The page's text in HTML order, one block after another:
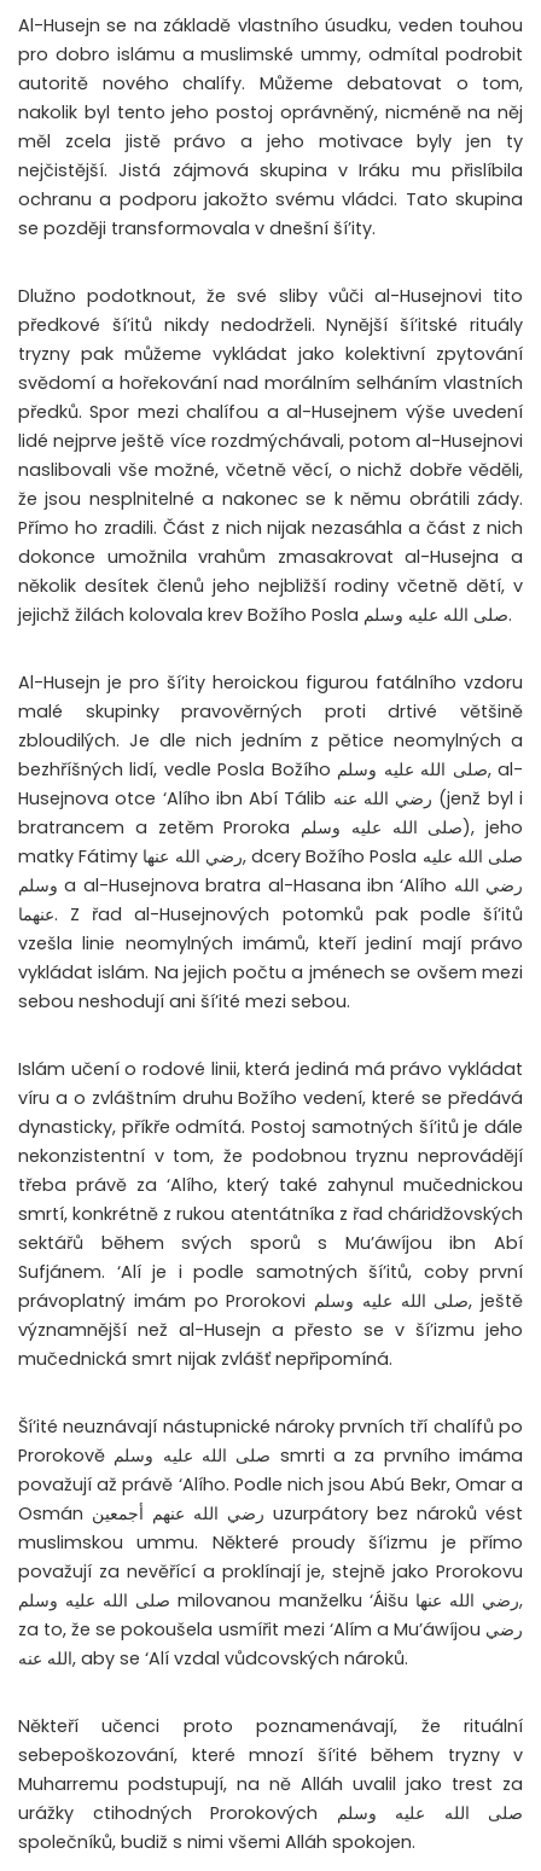
Al-Husejn se na základě vlastního úsudku, veden touhou
pro dobro islámu a muslimské ummy, odmítal podrobit
autoritě nového chalífy. Můžeme debatovat o tom,
nakolik byl tento jeho postoj oprávněný, nicméně na něj
měl zcela jistě právo a jeho motivace byly jen ty
nejčistější. Jistá zájmová skupina v Iráku mu přislíbila
ochranu a podporu jakožto svému vládci. Tato skupina
se později transformovala v dnešní ší’ity.
Dlužno podotknout, že své sliby vůči al-Husejnovi tito
předkové ší’itů nikdy nedodrželi. Nynější ší’itské rituály
tryzny pak můžeme vykládat jako kolektivní zpytování
svědomí a hořekování nad morálním selháním vlastních
předků. Spor mezi chalífou a al-Husejnem výše uvedení
lidé nejprve ještě více rozdmýchávali, potom al-Husejnovi
naslibovali vše možné, včetně věcí, o nichž dobře věděli,
že jsou nesplnitelné a nakonec se k němu obrátili zády.
Přímo ho zradili. Část z nich nijak nezasáhla a část z nich
dokonce umožnila vrahům zmasakrovat al-Husejna a
několik desítek členů jeho nejbližší rodiny včetně dětí, v
jejichž žilách kolovala krev Božího Posla صلى الله عليه وسلم.
Al-Husejn je pro ší’ity heroickou figurou fatálního vzdoru
malé skupinky pravověrných proti drtivé většině
zbloudilých. Je dle nich jedním z pětice neomylných a
bezhříšných lidí, vedle Posla Božího صلى الله عليه وسلم, al-
Husejnova otce ‘Alího ibn Abí Tálib رضي الله عنه (jenž byl i
bratrancem a zetěm Proroka صلى الله عليه وسلم), jeho
matky Fátimy رضي الله عنها, dcery Božího Posla صلى الله عليه
وسلم a al-Husejnova bratra al-Hasana ibn ‘Alího رضي الله
عنهما. Z řad al-Husejnových potomků pak podle ší’itů
vzešla linie neomylných imámů, kteří jediní mají právo
vykládat islám. Na jejich počtu a jménech se ovšem mezi
sebou neshodují ani ší’ité mezi sebou.
Islám učení o rodové linii, která jediná má právo vykládat
víru a o zvláštním druhu Božího vedení, které se předává
dynasticky, příkře odmítá. Postoj samotných ší’itů je dále
nekonzistentní v tom, že podobnou tryznu neprovádějí
třeba právě za ‘Alího, který také zahynul mučednickou
smrtí, konkrétně z rukou atentátníka z řad cháridžovských
sektářů během svých sporů s Mu’áwíjou ibn Abí
Sufjánem. ‘Alí je i podle samotných ší’itů, coby první
právoplatný imám po Prorokovi صلى الله عليه وسلم, ještě
významnější než al-Husejn a přesto se v ší’izmu jeho
mučednická smrt nijak zvlášť nepřipomíná.
Ší’ité neuznávají nástupnické nároky prvních tří chalífů po
Prorokově صلى الله عليه وسلم smrti a za prvního imáma
považují až právě ‘Alího. Podle nich jsou Abú Bekr, Omar a
Osmán رضي الله عنهم أجمعين uzurpátory bez nároků vést
muslimskou ummu. Některé proudy ší’izmu je přímo
považují za nevěřící a proklínají je, stejně jako Prorokovu
صلى الله عليه وسلم milovanou manželku ‘Áišu رضي الله عنها,
za to, že se pokoušela usmířit mezi ‘Alím a Mu’áwíjou رضي
الله عنه, aby se ‘Alí vzdal vůdcovských nároků.
Někteří učenci proto poznamenávají, že rituální
sebepoškozování, které mnozí ší’ité během tryzny v
Muharremu podstupují, na ně Alláh uvalil jako trest za
urážky ctihodných Prorokových صلى الله عليه وسلم
společníků, budiž s nimi všemi Alláh spokojen.